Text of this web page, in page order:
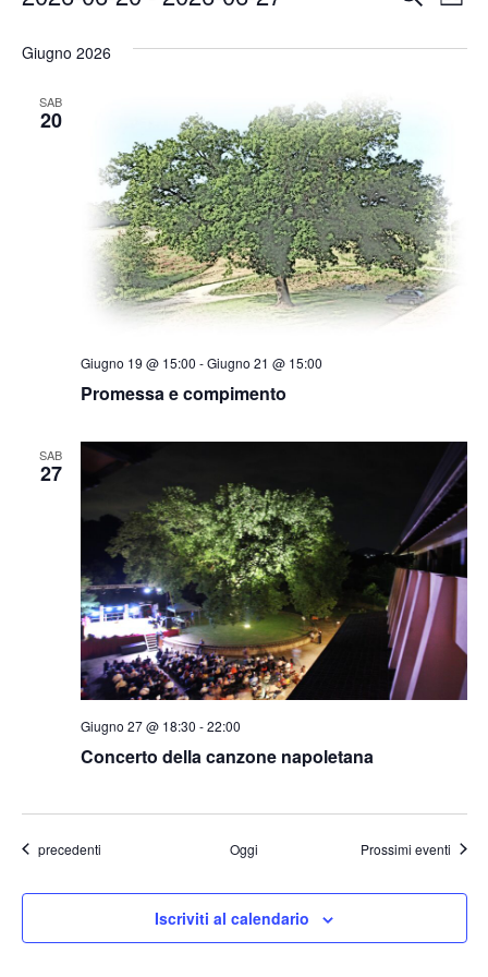
viste
Lista
data.
Giugno 2026
SAB
20
Promessa e compimento
Giugno 19 @ 15:00 -Giugno 21 @ 15:00
SAB
27
Concerto della canzone napoletana
Giugno 27 @ 18:30 -22:00
Eventi
precedenti Oggi Prossimi eventi
Iscriviti al calendario